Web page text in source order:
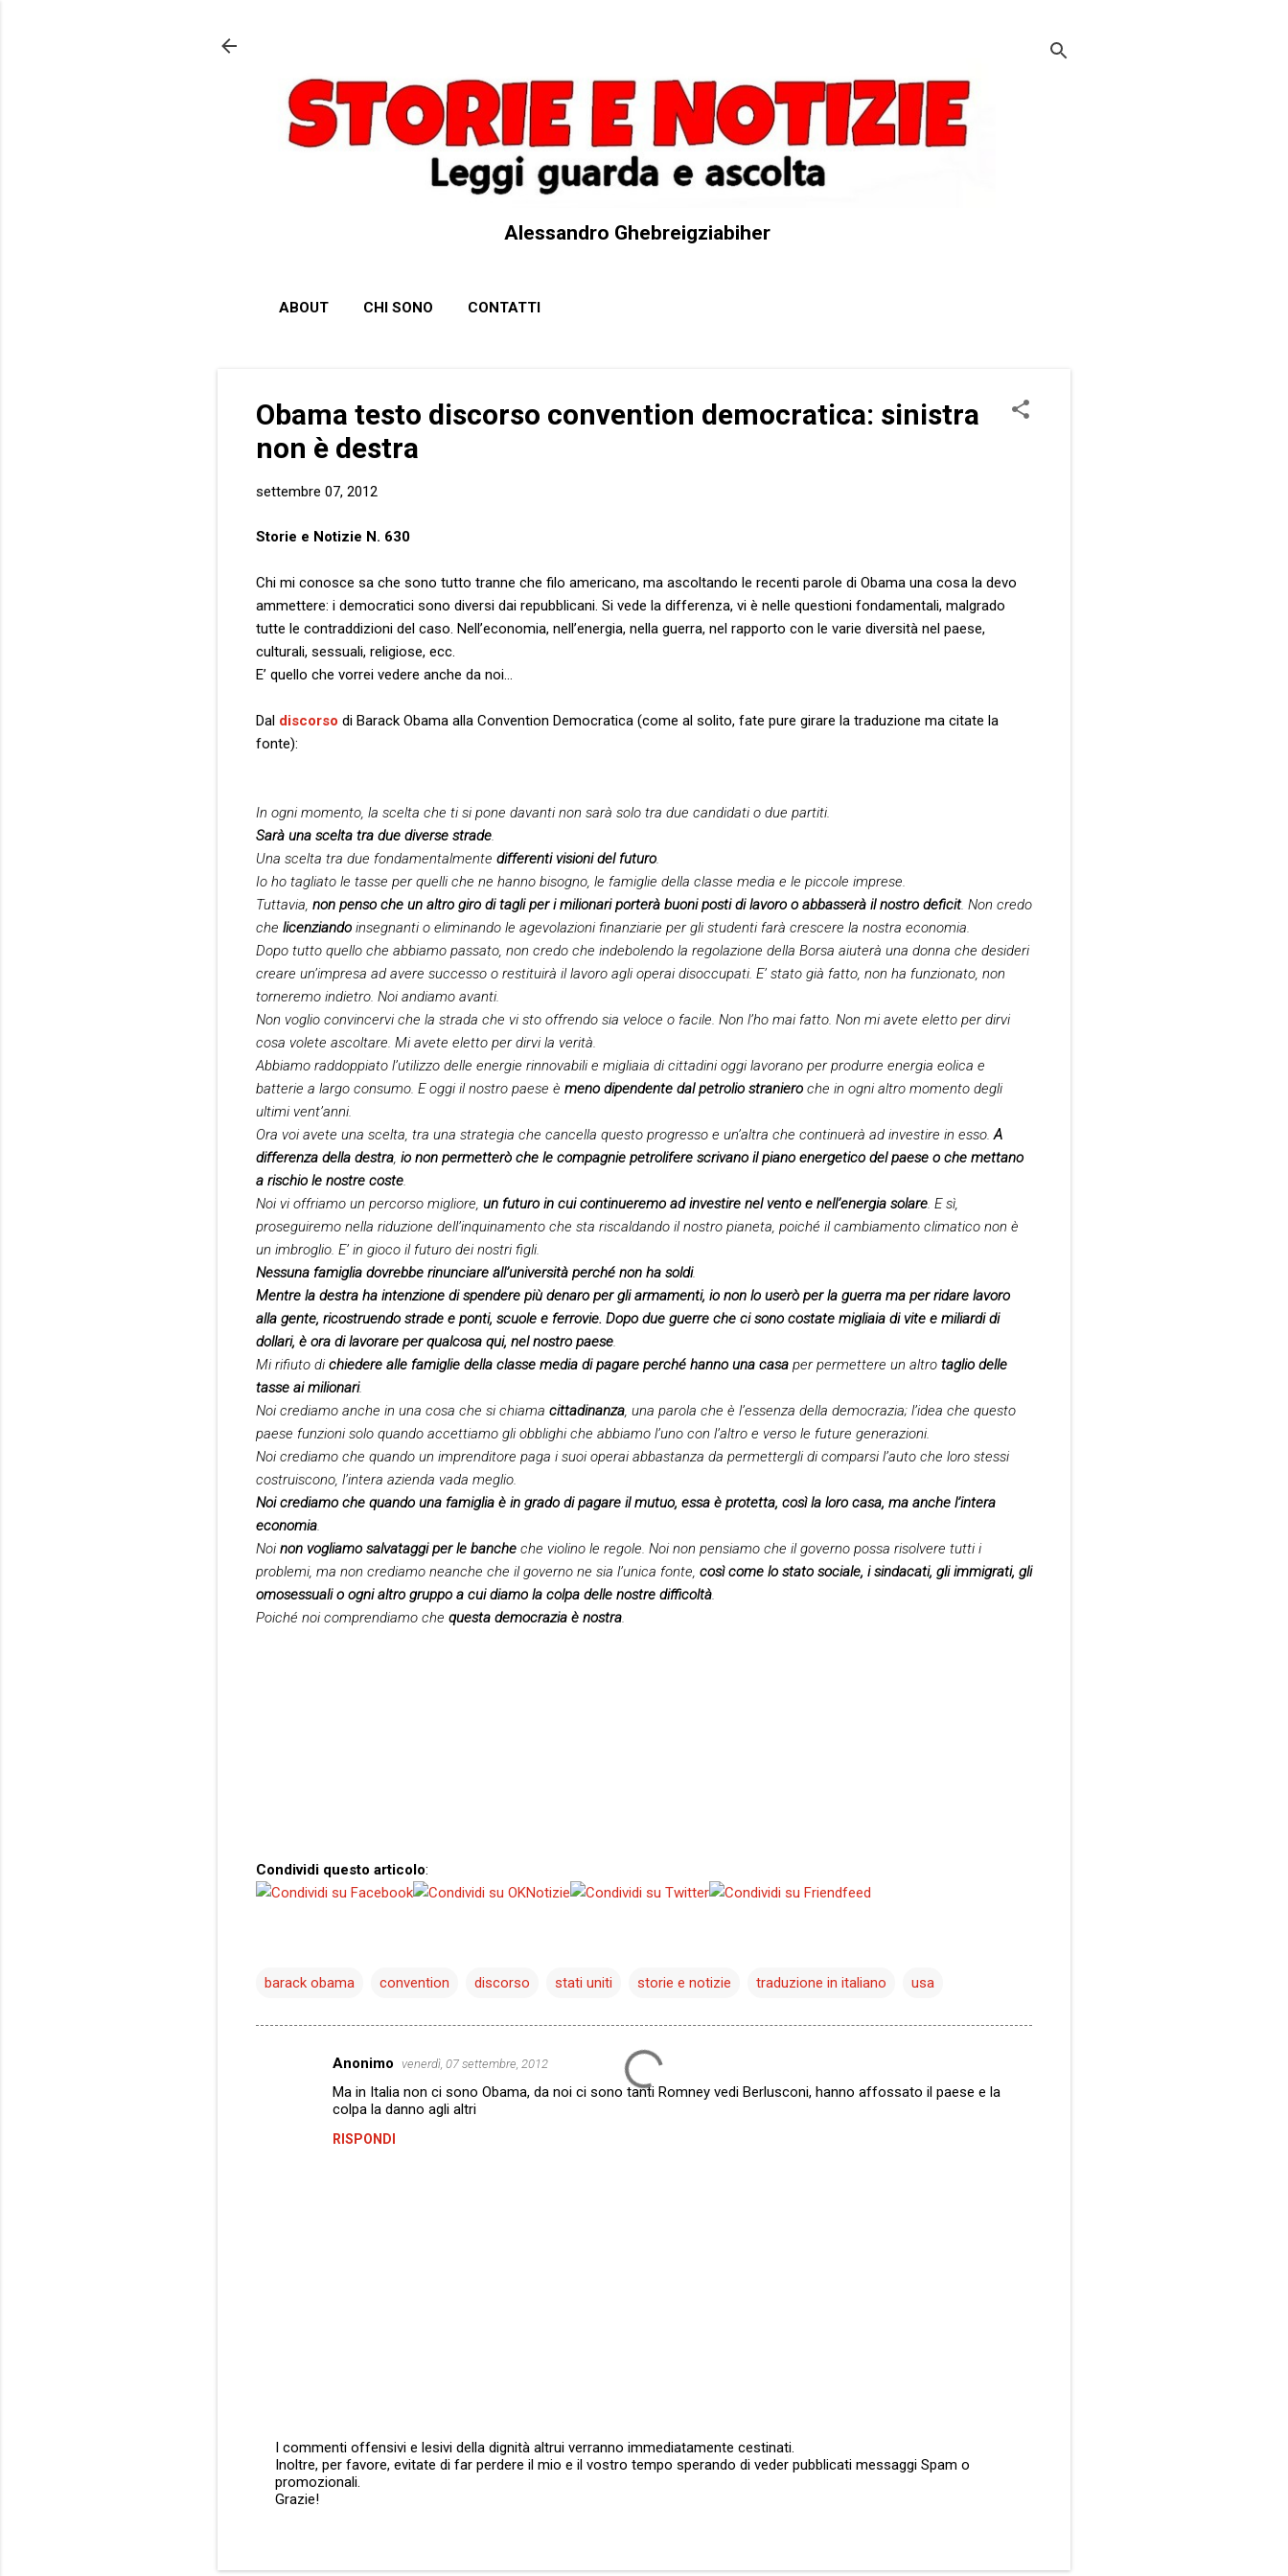
Alessandro Ghebreigziabiher
ABOUT CHI SONO CONTATTI
Obama testo discorso convention democratica: sinistra
non è destra
settembre 07, 2012
Storie e Notizie N. 630
Chi mi conosce sa che sono tutto tranne che filo americano, ma ascoltando le recenti parole di Obama una cosa la devo
ammettere: i democratici sono diversi dai repubblicani. Si vede la differenza, vi è nelle questioni fondamentali, malgrado
tutte le contraddizioni del caso. Nell’economia, nell’energia, nella guerra, nel rapporto con le varie diversità nel paese,
culturali, sessuali, religiose, ecc.
E’ quello che vorrei vedere anche da noi…
Dal discorso di Barack Obama alla Convention Democratica (come al solito, fate pure girare la traduzione ma citate la
fonte):
In ogni momento, la scelta che ti si pone davanti non sarà solo tra due candidati o due partiti.
Sarà una scelta tra due diverse strade.
Una scelta tra due fondamentalmente differenti visioni del futuro.
Io ho tagliato le tasse per quelli che ne hanno bisogno, le famiglie della classe media e le piccole imprese.
Tuttavia, non penso che un altro giro di tagli per i milionari porterà buoni posti di lavoro o abbasserà il nostro deficit. Non credo
che licenziando insegnanti o eliminando le agevolazioni finanziarie per gli studenti farà crescere la nostra economia.
Dopo tutto quello che abbiamo passato, non credo che indebolendo la regolazione della Borsa aiuterà una donna che desideri
creare un’impresa ad avere successo o restituirà il lavoro agli operai disoccupati. E’ stato già fatto, non ha funzionato, non
torneremo indietro. Noi andiamo avanti.
Non voglio convincervi che la strada che vi sto offrendo sia veloce o facile. Non l’ho mai fatto. Non mi avete eletto per dirvi
cosa volete ascoltare. Mi avete eletto per dirvi la verità.
Abbiamo raddoppiato l’utilizzo delle energie rinnovabili e migliaia di cittadini oggi lavorano per produrre energia eolica e
batterie a largo consumo. E oggi il nostro paese è meno dipendente dal petrolio straniero che in ogni altro momento degli
ultimi vent’anni.
Ora voi avete una scelta, tra una strategia che cancella questo progresso e un’altra che continuerà ad investire in esso.A
differenza della destra, io non permetterò che le compagnie petrolifere scrivano il piano energetico del paese o che mettano
a rischio le nostre coste.
Noi vi offriamo un percorso migliore, un futuro in cui continueremo ad investire nel vento e nell’energia solare. E sì,
proseguiremo nella riduzione dell’inquinamento che sta riscaldando il nostro pianeta, poiché il cambiamento climatico non è
un imbroglio. E’ in gioco il futuro dei nostri figli.
Nessuna famiglia dovrebbe rinunciare all’università perché non ha soldi.
Mentre la destra ha intenzione di spendere più denaro per gli armamenti, io non lo userò per la guerra ma per ridare lavoro
alla gente, ricostruendo strade e ponti, scuole e ferrovie. Dopo due guerre che ci sono costate migliaia di vite e miliardi di
dollari, è ora di lavorare per qualcosa qui, nel nostro paese.
Mi rifiuto di chiedere alle famiglie della classe media di pagare perché hanno una casa per permettere un altro taglio delle
tasse ai milionari.
Noi crediamo anche in una cosa che si chiama cittadinanza, una parola che è l’essenza della democrazia; l’idea che questo
paese funzioni solo quando accettiamo gli obblighi che abbiamo l’uno con l’altro e verso le future generazioni.
Noi crediamo che quando un imprenditore paga i suoi operai abbastanza da permettergli di comparsi l’auto che loro stessi
costruiscono, l’intera azienda vada meglio.
Noi crediamo che quando una famiglia è in grado di pagare il mutuo, essa è protetta, così la loro casa, ma anche l’intera
economia.
Noi non vogliamo salvataggi per le banche che violino le regole. Noi non pensiamo che il governo possa risolvere tutti i
problemi, ma non crediamo neanche che il governo ne sia l’unica fonte, così come lo stato sociale, i sindacati, gli immigrati, gli
omosessuali o ogni altro gruppo a cui diamo la colpa delle nostre difficoltà.
Poiché noi comprendiamo che questa democrazia è nostra.
Condividi questo articolo:
barack obama convention discorso stati uniti storie e notizie traduzione in italiano usa
Anonimo venerdì, 07 settembre, 2012
Ma in Italia non ci sono Obama, da noi ci sono tanti Romney vedi Berlusconi, hanno affossato il paese e la
colpa la danno agli altri
RISPONDI
P
o
s
n
I commenti offensivi e lesivi della dignità altrui verranno immediatamente cestinati.
Inoltre, per favore, evitate di far perdere il mio e il vostro tempo sperando di veder pubblicati messaggi Spam o
promozionali.
Grazie!